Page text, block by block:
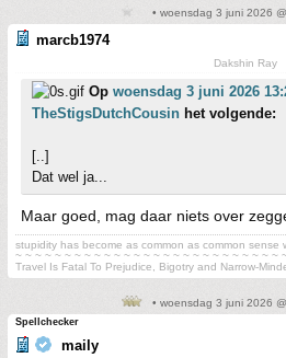
• woensdag 3 juni 2026
marcb1974
Dakshin Ray
Op woensdag 3 juni 2026
TheStigsDutchCousin het volgende:
[..]
Dat wel ja...
Maar goed, mag daar niets over
stupidity has become as common as common sense
~ ~ ~ ~ ~ ~ ~ ~ ~ ~ ~ ~ ~ ~ ~ ~ ~ ~ ~ ~ ~ ~ ~ ~ ~ ~ ~
Travel Is Fatal To Prejudice, Bigotry and Narrow-
• woensdag 3 juni 2026
Spellchecker
maily